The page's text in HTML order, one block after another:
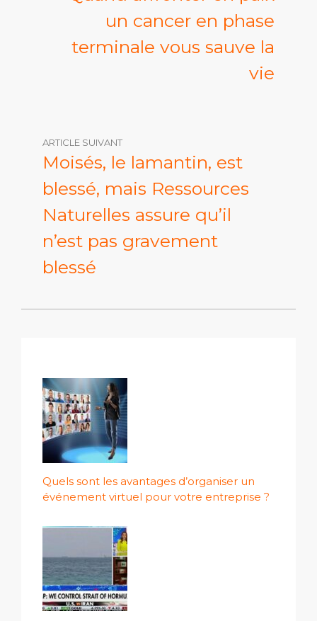
un cancer en phase
terminale vous sauve la
vie
ARTICLE SUIVANT
Moisés, le lamantin, est
blessé, mais Ressources
Naturelles assure qu’il
n’est pas gravement
blessé
Quels sont les avantages d’organiser un
événement virtuel pour votre entreprise ?